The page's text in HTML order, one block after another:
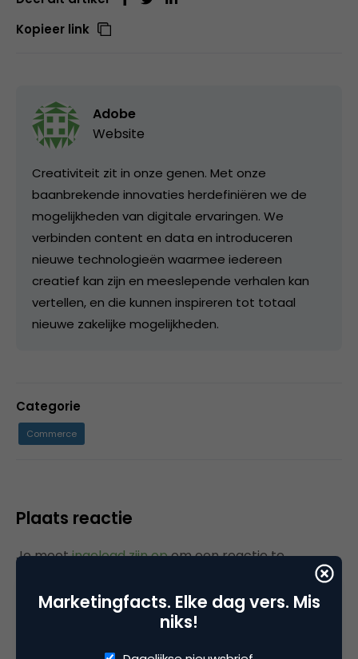
Kopieer link
Adobe
Website
Creativiteit zit in onze genen. Met onze
baanbrekende innovaties herdefiniëren we de
mogelijkheden van digitale ervaringen. We
verbinden content en data en introduceren
nieuwe technologieën waarmee iedereen
creatief kan zijn en meeslepende verhalen kan
vertellen, en die kunnen inspireren tot totaal
nieuwe zakelijke mogelijkheden.
Categorie
Commerce
Plaats reactie
Je moetingelogd zijn opom een reactie te
Marketingfacts. Elke dag vers. Mis
niks!